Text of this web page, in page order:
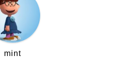
mint